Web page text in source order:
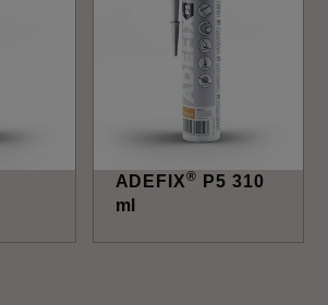
ADEFIX®
P5 310
ml